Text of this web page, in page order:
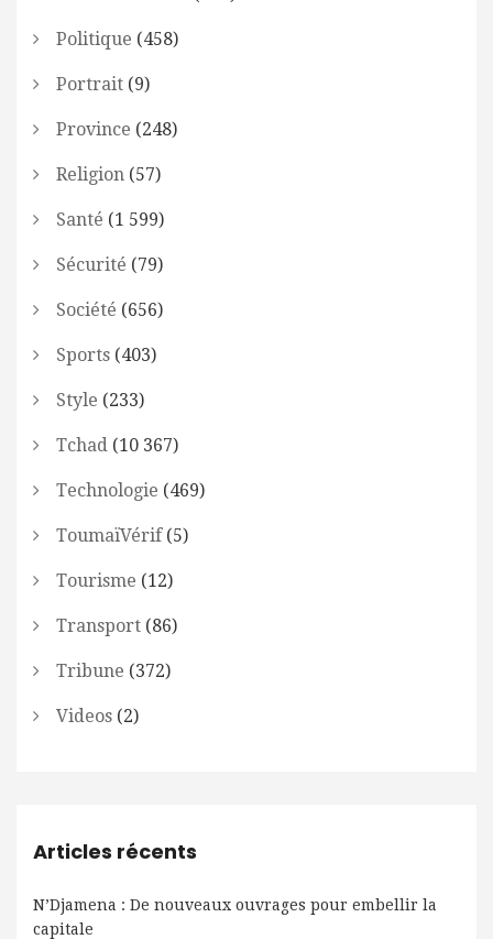
Politique (458)
Portrait (9)
Province (248)
Religion (57)
Santé (1 599)
Sécurité (79)
Société (656)
Sports (403)
Style (233)
Tchad (10 367)
Technologie (469)
ToumaïVérif(5)
Tourisme (12)
Transport (86)
Tribune (372)
Videos (2)
Articles récents
N’Djamena : De nouveaux ouvrages pour embellir la
capitale